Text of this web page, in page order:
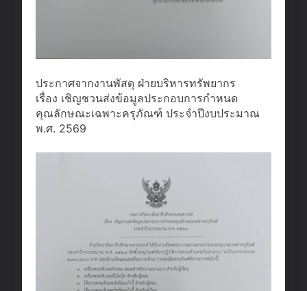
ประกาศจากงานพัสดุ ฝ่ายบริหารทรัพยากร
เรื่อง เชิญชวนส่งข้อมูลประกอบการกำหนด
คุณลักษณะเฉพาะครุภัณฑ์ ประจำปีงบประมาณ
พ.ศ. 2569